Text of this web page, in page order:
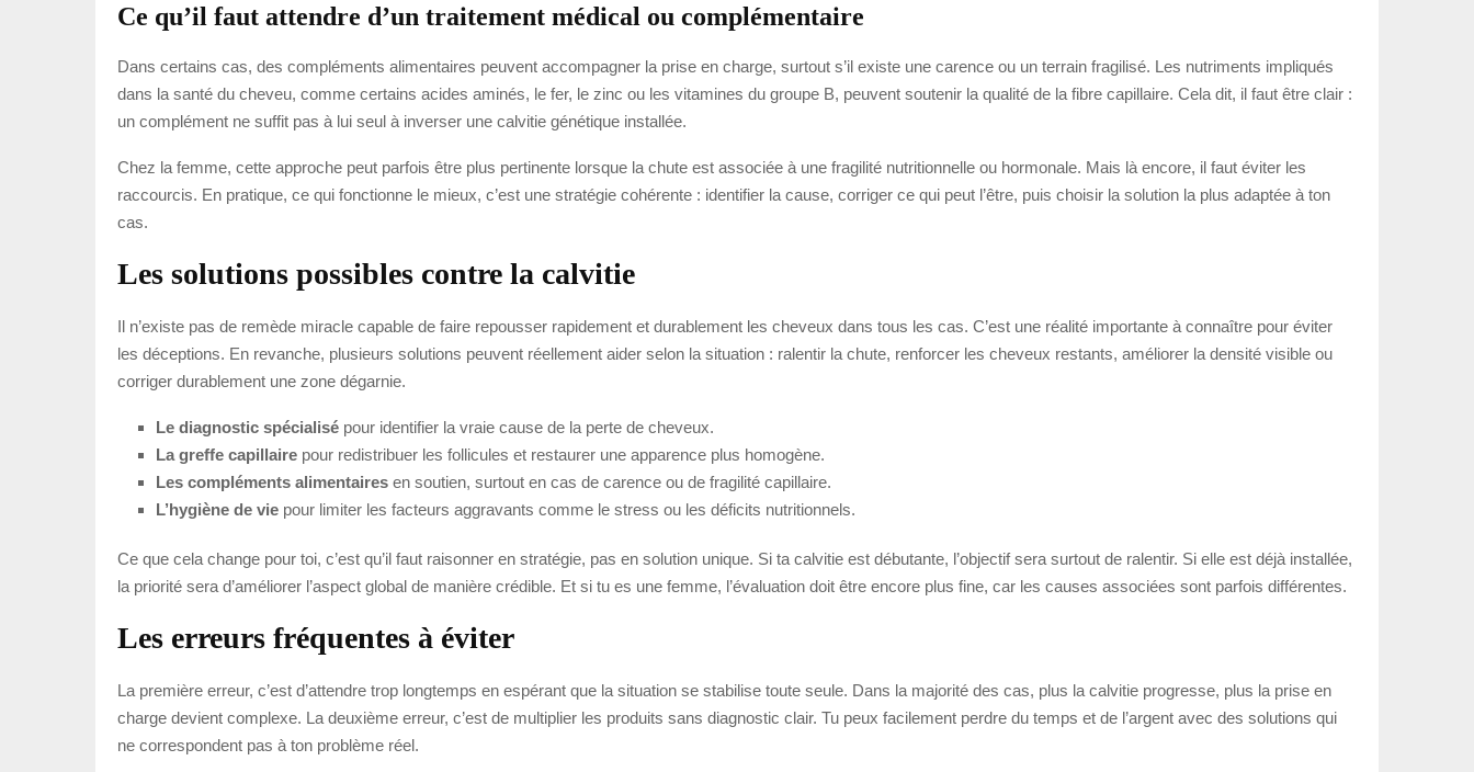
Ce qu’il faut attendre d’un traitement médical ou complémentaire
Dans certains cas, des compléments alimentaires peuvent accompagner la prise en charge, surtout s’il existe une carence ou un terrain fragilisé. Les nutriments impliqués
dans la santé du cheveu, comme certains acides aminés, le fer, le zinc ou les vitamines du groupe B, peuvent soutenir la qualité de la fibre capillaire. Cela dit, il faut être clair :
un complément ne suffit pas à lui seul à inverser une calvitie génétique installée.
Chez la femme, cette approche peut parfois être plus pertinente lorsque la chute est associée à une fragilité nutritionnelle ou hormonale. Mais là encore, il faut éviter les
raccourcis. En pratique, ce qui fonctionne le mieux, c’est une stratégie cohérente : identifier la cause, corriger ce qui peut l’être, puis choisir la solution la plus adaptée à ton
cas.
Les solutions possibles contre la calvitie
Il n’existe pas de remède miracle capable de faire repousser rapidement et durablement les cheveux dans tous les cas. C’est une réalité importante à connaître pour éviter
les déceptions. En revanche, plusieurs solutions peuvent réellement aider selon la situation : ralentir la chute, renforcer les cheveux restants, améliorer la densité visible ou
corriger durablement une zone dégarnie.
Le diagnostic spécialisé pour identifier la vraie cause de la perte de cheveux.
La greffe capillaire pour redistribuer les follicules et restaurer une apparence plus homogène.
Les compléments alimentaires en soutien, surtout en cas de carence ou de fragilité capillaire.
L’hygiène de vie pour limiter les facteurs aggravants comme le stress ou les déficits nutritionnels.
Ce que cela change pour toi, c’est qu’il faut raisonner en stratégie, pas en solution unique. Si ta calvitie est débutante, l’objectif sera surtout de ralentir. Si elle est déjà installée,
la priorité sera d’améliorer l’aspect global de manière crédible. Et si tu es une femme, l’évaluation doit être encore plus fine, car les causes associées sont parfois différentes.
Les erreurs fréquentes à éviter
La première erreur, c’est d’attendre trop longtemps en espérant que la situation se stabilise toute seule. Dans la majorité des cas, plus la calvitie progresse, plus la prise en
charge devient complexe. La deuxième erreur, c’est de multiplier les produits sans diagnostic clair. Tu peux facilement perdre du temps et de l’argent avec des solutions qui
ne correspondent pas à ton problème réel.